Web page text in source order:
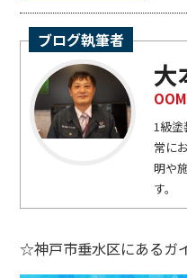
ブログ執筆者
大
1級
常に
明や
す。
☆神戸市垂水区にあるガ